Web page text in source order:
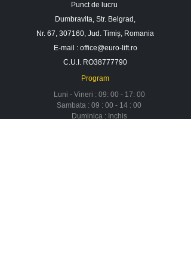
Punct de lucru
Dumbravita, Str. Belgrad,
Nr. 67, 307160, Jud. Timiș, Romania
E-mail : office@euro-lift.ro
C.U.I. RO38777790
Program
Luni - Vineri : 09: 00 - 17: 00
Sambata : 09 : 00 - 14 : 00
Duminica : Inchis